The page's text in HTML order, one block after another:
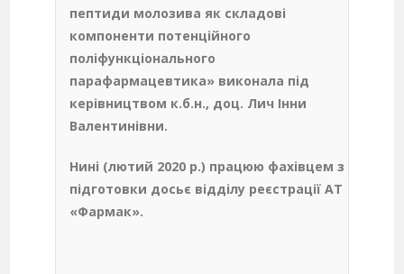
пептиди молозива як складові
компоненти потенційного
поліфункціонального
парафармацевтика» виконала під
керівництвом к.б.н., доц. Лич Інни
Валентинівни.
Нині (лютий 2020 р.) працюю фахівцем з
підготовки досьє відділу реєстрації АТ
«Фармак».